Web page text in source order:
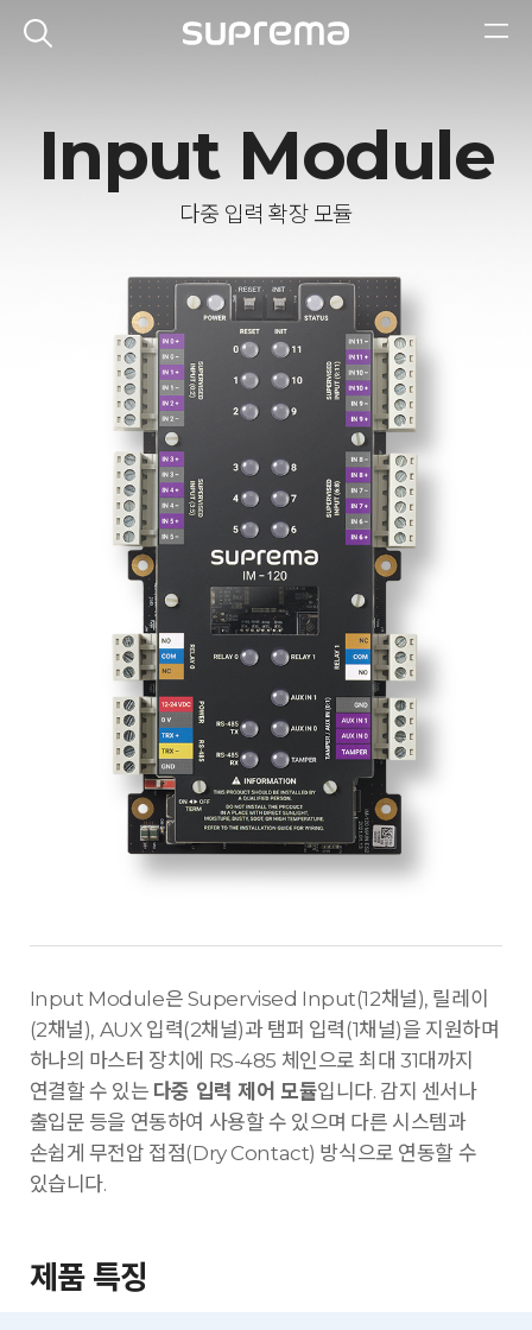
Input Module
다중 입력 확장 모듈
Input Module은 Supervised Input(12채널), 릴레이
(2채널), AUX 입력(2채널)과 탬퍼 입력(1채널)을 지원하며
하나의 마스터 장치에 RS-485 체인으로 최대 31대까지
연결할 수 있는 다중 입력 제어 모듈입니다. 감지 센서나
출입문 등을 연동하여 사용할 수 있으며 다른 시스템과
손쉽게 무전압 접점(Dry Contact) 방식으로 연동할 수
있습니다.
제품 특징